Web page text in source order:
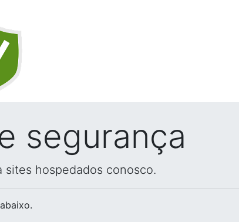
segurança
hospedados conosco.